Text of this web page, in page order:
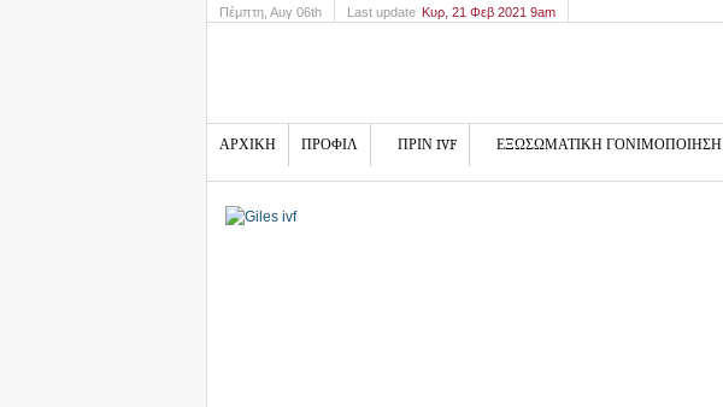
Πέμπτη , Αυγ 06th Last update Κυρ, 21 Φεβ 2021 9am
ΑΡΧΙΚΗ ΠΡΟΦΙΛ ΠΡΙΝ IVF ΕΞΩΣΩΜΑΤΙΚΗ ΓΟΝΙΜΟΠΟΙΗΣΗ